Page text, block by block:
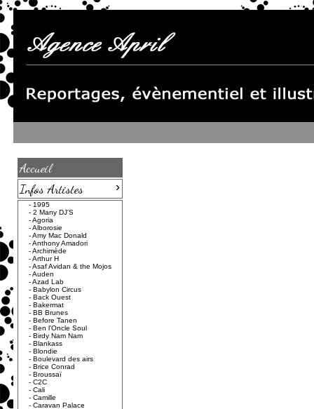
Accueil
Infos Artistes
›
- 1995
- 2 Many DJ'S
-Agoria
-Alborosie
-Amy Mac Donald
-Anthony Amadori
-Archimède
-Arthur H
-Asaf Avidan & the Mojos
-Auden
-Azad Lab
- Babylon Circus
- Back Ouest
- Bakermat
- BB Brunes
- Before Tanen
- Ben l'Oncle Soul
- Birdy Nam Nam
- Blankass
- Blondie
- Boulevard des airs
- Brice Conrad
- Broussaï
- C2C
- Cali
- Camille
- Caravan Palace